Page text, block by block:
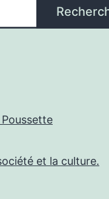
et la culture.